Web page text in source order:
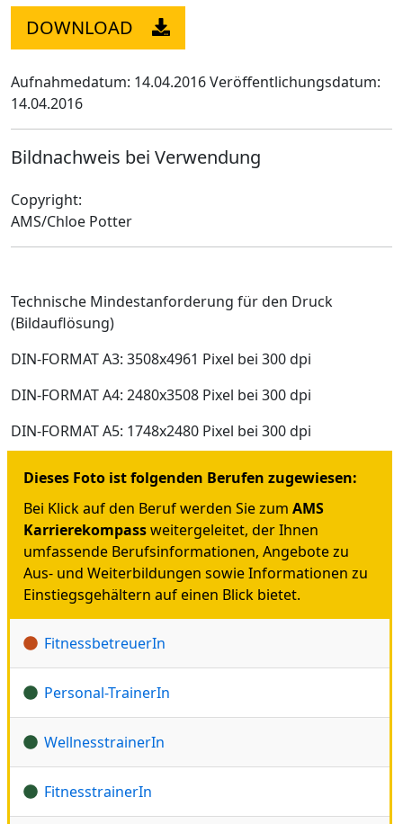
DOWNLOAD
Aufnahmedatum: 14.04.2016Veröffentlichungsdatum:
14.04.2016
Bildnachweis bei Verwendung
Copyright:
AMS/Chloe Potter
Technische Mindestanforderung für den Druck
(Bildauflösung)
DIN-FORMAT A3: 3508x4961 Pixel bei 300 dpi
DIN-FORMAT A4: 2480x3508 Pixel bei 300 dpi
DIN-FORMAT A5: 1748x2480 Pixel bei 300 dpi
Dieses Foto ist folgenden Berufen zugewiesen:
Bei Klick auf den Beruf werden Sie zum AMS
Karrierekompassweitergeleitet, der Ihnen
umfassende Berufsinformationen, Angebote zu
Aus- und Weiterbildungen sowie Informationen zu
Einstiegsgehältern auf einen Blick bietet.
FitnessbetreuerIn
Personal-TrainerIn
WellnesstrainerIn
FitnesstrainerIn